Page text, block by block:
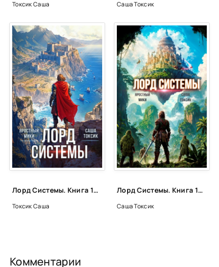
Токсик Саша Саша Токсик
Лорд Системы. Книга 12 - Саша Токсик, Мики Яростный
Токсик Саша
Лорд Системы. Книга 16 - Саша Токсик, Яростный Мики
Саша Токсик
Комментарии